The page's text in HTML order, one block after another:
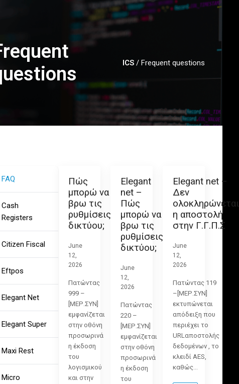
ICS /Frequent questions
FAQ
Cash
Registers
Citizen Fiscal
Eftpos
Elegant Net
Elegant Super
Maxi Rest
Micro
Πώς
μπορώ να
βρω τις
ρυθμίσεις
δικτύου;
June
12,
2026
Πατώντας
999 –
[ΜΕΡ.ΣΥΝ]
εμφανίζεται
στην οθόνη
προσωρινά
η έκδοση
του
λογισμικού
και στην
Elegant
net –
Πώς
μπορώ να
βρω τις
ρυθμίσεις
δικτύου;
June
12,
2026
Πατώντας
220 –
[ΜΕΡ.ΣΥΝ]
εμφανίζεται
στην οθόνη
προσωρινά
η έκδοση
του
Elegant net –
Δεν
ολοκληρώνεται
η αποστολή
στην Γ.Γ.Π.Σ
June
12,
2026
Πατώντας 119
–[ΜΕΡ.ΣΥΝ]
εκτυπώνεται
απόδειξη που
περιέχει το
URLαποστολής
δεδομένων , το
κλειδί ΑΕS,
καθώς…